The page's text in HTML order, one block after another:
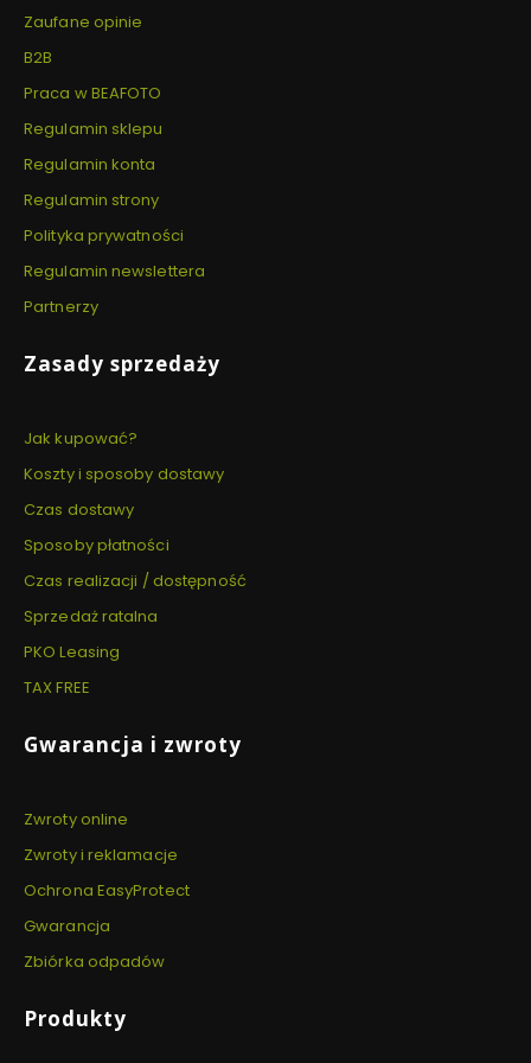
Zaufane opinie
B2B
Praca w BEAFOTO
Regulamin sklepu
Regulamin konta
Regulamin strony
Polityka prywatności
Regulamin newslettera
Partnerzy
Zasady sprzedaży
Jak kupować?
Koszty i sposoby dostawy
Czas dostawy
Sposoby płatności
Czas realizacji / dostępność
Sprzedaż ratalna
PKO Leasing
TAX FREE
Gwarancja i zwroty
Zwroty online
Zwroty i reklamacje
Ochrona EasyProtect
Gwarancja
Zbiórka odpadów
Produkty